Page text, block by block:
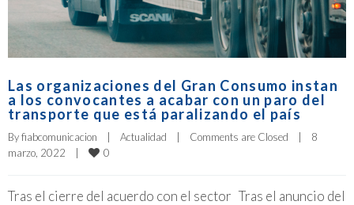
Las organizaciones del Gran Consumo instan
a los convocantes a acabar con un paro del
transporte que está paralizando el país
By fiabcomunicacion Actualidad Comments are Closed
8
marzo, 2022
0
Tras el cierre del acuerdo con el sector Tras el anuncio del